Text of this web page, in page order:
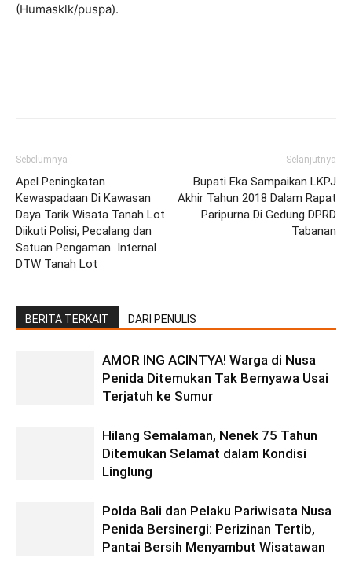
(Humasklk/puspa).
Sebelumnya
Apel Peningkatan
Kewaspadaan Di Kawasan
Daya Tarik Wisata Tanah Lot
Diikuti Polisi, Pecalang dan
Satuan Pengaman Internal
DTW Tanah Lot
Selanjutnya
Bupati Eka Sampaikan LKPJ
Akhir Tahun 2018 Dalam Rapat
Paripurna Di Gedung DPRD
Tabanan
BERITA TERKAIT DARI PENULIS
AMOR ING ACINTYA! Warga di Nusa
Penida Ditemukan Tak Bernyawa Usai
Terjatuh ke Sumur
Hilang Semalaman, Nenek 75 Tahun
Ditemukan Selamat dalam Kondisi
Linglung
Polda Bali dan Pelaku Pariwisata Nusa
Penida Bersinergi: Perizinan Tertib,
Pantai Bersih Menyambut Wisatawan